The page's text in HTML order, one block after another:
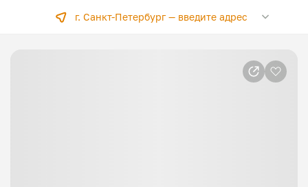
г. Санкт-Петербург —введите адрес